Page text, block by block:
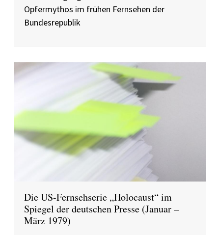
Opfermythos im frühen Fernsehen der
Bundesrepublik
Die US-Fernsehserie „Holocaust“ im
Spiegel der deutschen Presse (Januar –
März 1979)